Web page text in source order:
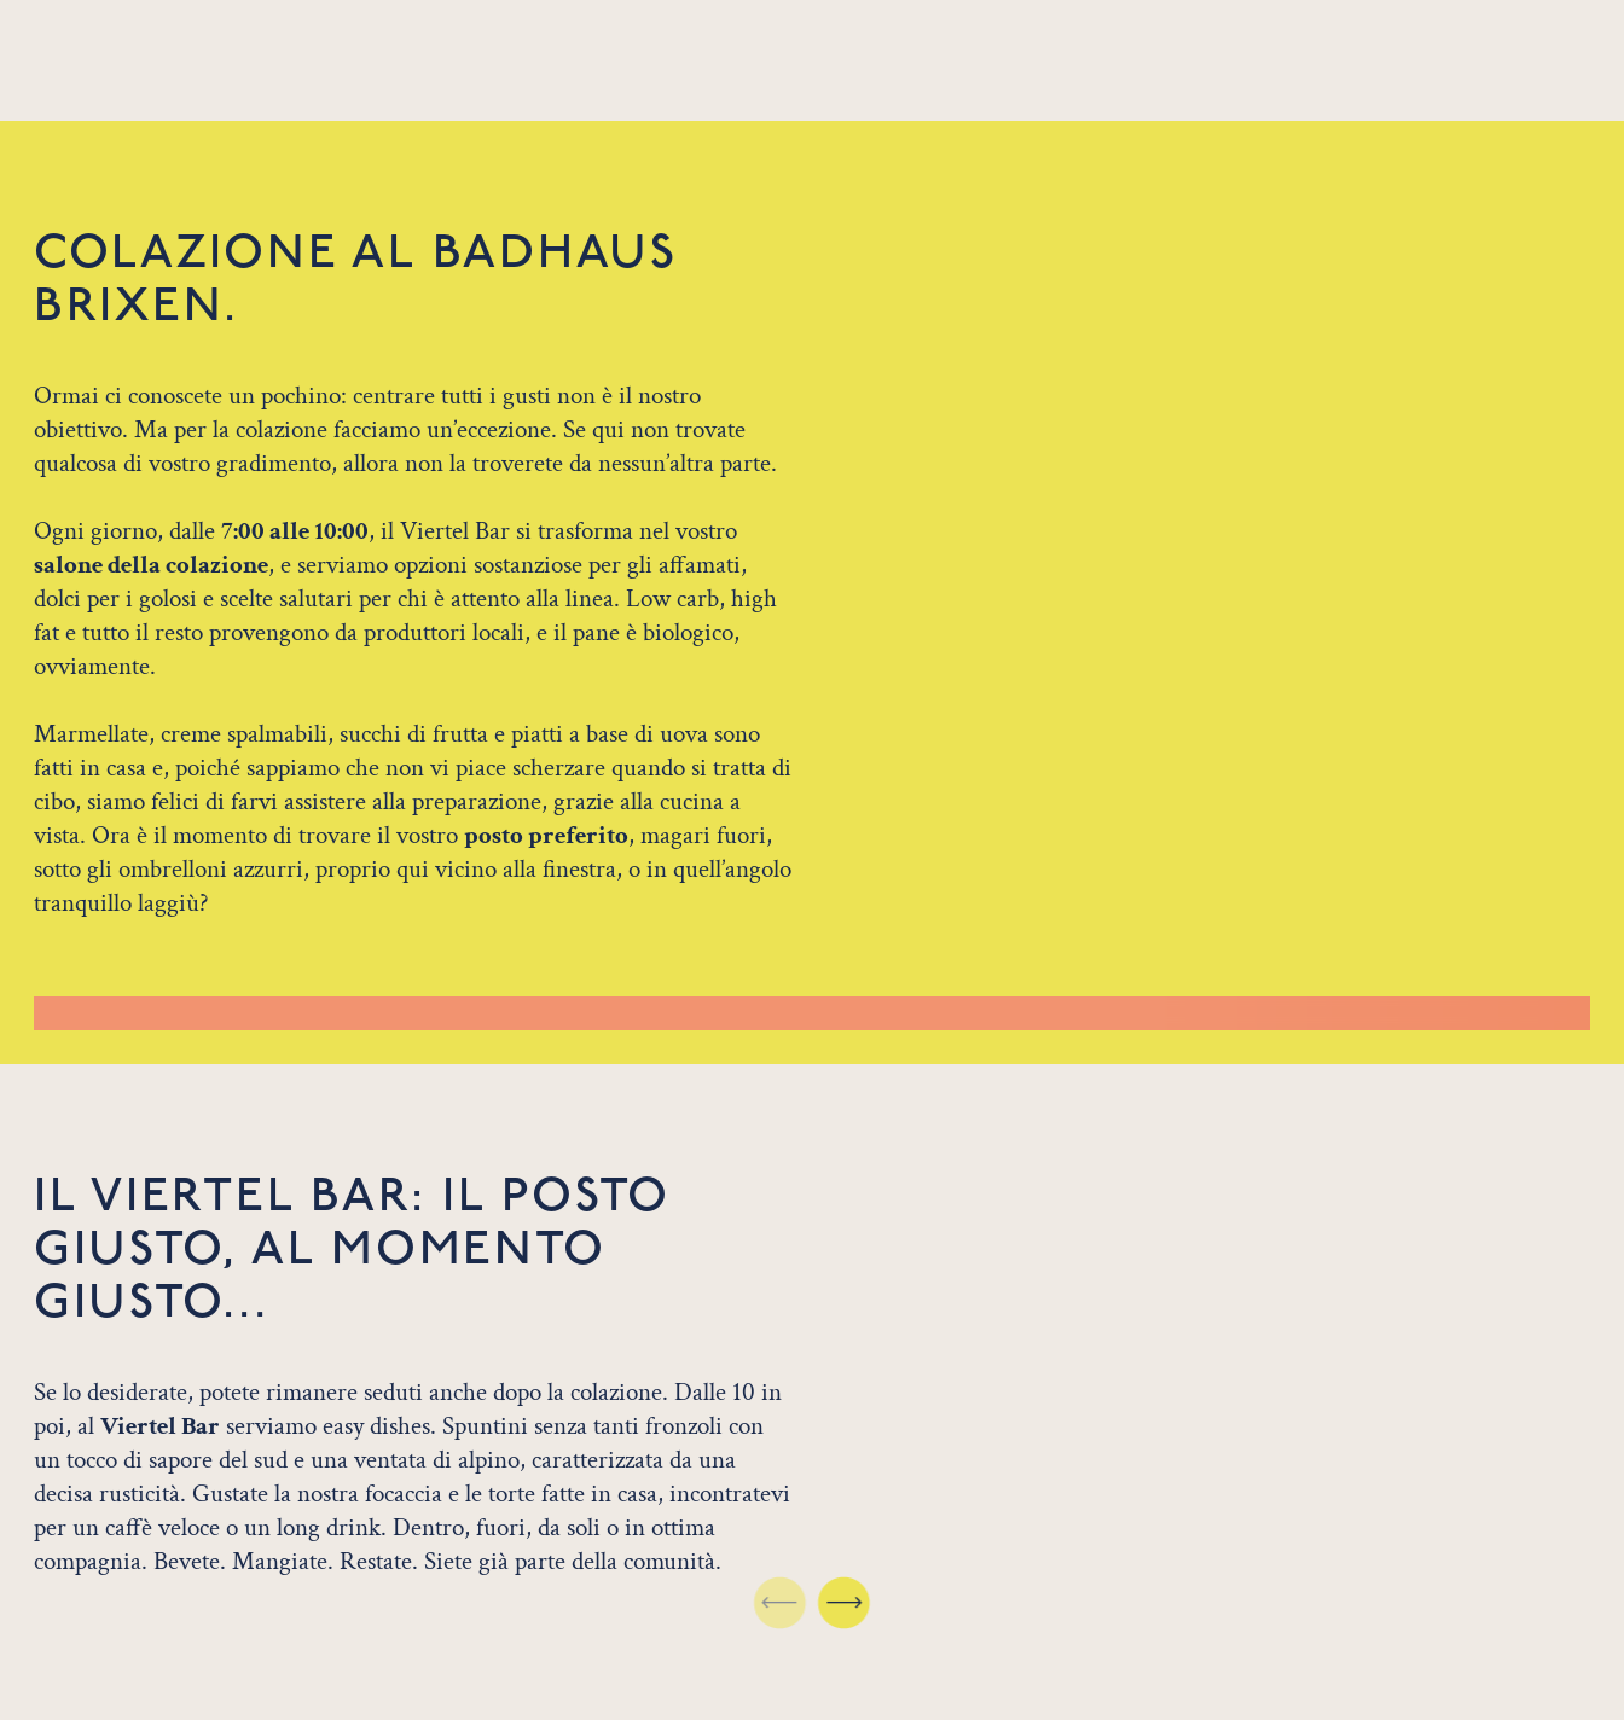
COLAZIONE AL BADHAUS
BRIXEN.
Ormai ci conoscete un pochino: centrare tutti i gusti non è il nostro
obiettivo. Ma per la colazione facciamo un’eccezione. Se qui non trovate
qualcosa di vostro gradimento, allora non la troverete da nessun’altra parte.
Ogni giorno, dalle7:00 alle 10:00, il Viertel Bar si trasforma nel vostro
salone della colazione, e serviamo opzioni sostanziose per gli affamati,
dolci per i golosi e scelte salutari per chi è attento alla linea. Low carb, high
fat e tutto il resto provengono da produttori locali, e il pane è biologico,
ovviamente.
Marmellate, creme spalmabili, succhi di frutta e piatti a base di uova sono
fatti in casa e, poiché sappiamo che non vi piace scherzare quando si tratta di
cibo, siamo felici di farvi assistere alla preparazione, grazie alla cucina a
vista. Ora è il momento di trovare il vostroposto preferito, magari fuori,
sotto gli ombrelloni azzurri, proprio qui vicino alla finestra, o in quell’angolo
tranquillo laggiù?
IL VIERTEL BAR: IL POSTO
GIUSTO, AL MOMENTO
GIUSTO…
Se lo desiderate, potete rimanere seduti anche dopo la colazione. Dalle 10 in
poi, alViertel Bar serviamo easy dishes. Spuntini senza tanti fronzoli con
un tocco di sapore del sud e una ventata di alpino, caratterizzata da una
decisa rusticità. Gustate la nostra focaccia e le torte fatte in casa, incontratevi
per un caffè veloce o un long drink. Dentro, fuori, da soli o in ottima
compagnia. Bevete. Mangiate. Restate. Siete già parte della comunità.